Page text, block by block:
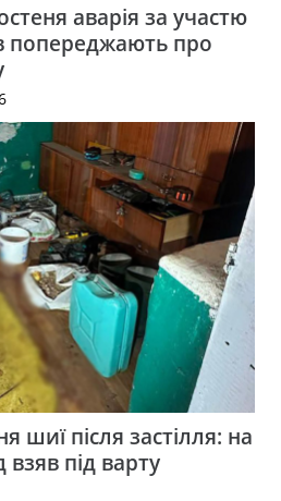
аварія за участю
попереджають про
шиї після застілля: на
під варту